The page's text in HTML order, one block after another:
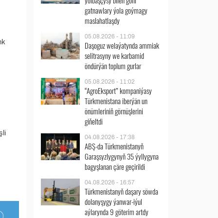
gatnawlary ýola goýmagy
maslahatlaşdy
05.08.2026 - 11:09
Daşoguz welaýatynda ammiak
selitrasyny we karbamid
öndürýän toplum gurlar
05.08.2026 - 11:02
“AgroEksport” kompaniýasy
Türkmenistana iberýän un
önümleriniň görnüşlerini
giňeltdi
04.08.2026 - 17:38
ABŞ-da Türkmenistanyň
Garaşsyzlygynyň 35 ýyllygyna
bagyşlanan çäre geçirildi
04.08.2026 - 16:57
Türkmenistanyň daşary söwda
dolanyşygy ýanwar-iýul
aýlarynda 9 göterim artdy